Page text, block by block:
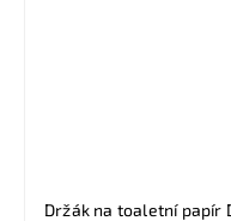
Držák na toaletní papír